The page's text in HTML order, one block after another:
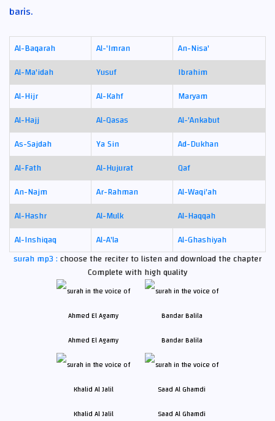
baris.
Al-Baqarah Al-'Imran
An-Nisa'
Al-Ma'idah
Yusuf
Ibrahim
Al-Hijr
Al-Kahf
Maryam
Al-Hajj
Al-Qasas
Al-'Ankabut
As-Sajdah
Ya Sin
Ad-Dukhan
Al-Fath
Al-Hujurat
Qaf
An-Najm
Ar-Rahman
Al-Waqi'ah
Al-Hashr
Al-Mulk
Al-Haqqah
Al-Inshiqaq
Al-A'la
Al-Ghashiyah
surah mp3 :choose the reciter to listen and download the chapter
Complete with high quality
Ahmed El Agamy Bandar Balila
Khalid Al Jalil Saad Al Ghamdi